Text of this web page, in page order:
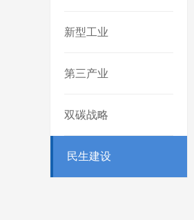
新型工业
第三产业
双碳战略
民生建设